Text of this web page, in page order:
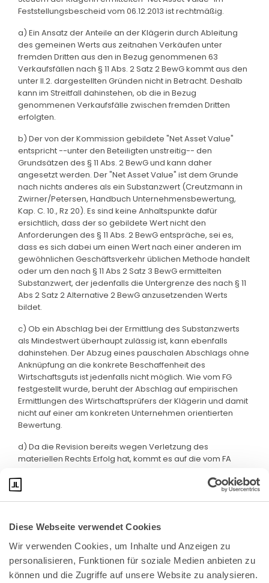
Diese Webseite verwendet Cookies
Wir verwenden Cookies, um Inhalte und Anzeigen zu
personalisieren, Funktionen für soziale Medien anbieten zu
können und die Zugriffe auf unsere Website zu analysieren.
Feststellungsbescheid vom 06.12.2013 ist rechtmäßig.
a) Ein Ansatz der Anteile an der Klägerin durch Ableitung
des gemeinen Werts aus zeitnahen Verkäufen unter
fremden Dritten aus den in Bezug genommenen 63
Verkaufsfällen nach § 11 Abs. 2 Satz 2 BewG kommt aus den
unter II.2. dargestellten Gründen nicht in Betracht. Deshalb
kann im Streitfall dahinstehen, ob die in Bezug
genommenen Verkaufsfälle zwischen fremden Dritten
erfolgten.
b) Der von der Kommission gebildete "Net Asset Value"
entspricht --unter den Beteiligten unstreitig-- den
Grundsätzen des § 11 Abs. 2 BewG und kann daher
angesetzt werden. Der "Net Asset Value" ist dem Grunde
nach nichts anderes als ein Substanzwert (Creutzmann in
Zwirner/Petersen, Handbuch Unternehmensbewertung,
Kap. C. 10., Rz 20). Es sind keine Anhaltspunkte dafür
ersichtlich, dass der so gebildete Wert nicht den
Anforderungen des § 11 Abs. 2 BewG entspräche, sei es,
dass es sich dabei um einen Wert nach einer anderen im
gewöhnlichen Geschäftsverkehr üblichen Methode handelt
oder um den nach § 11 Abs 2 Satz 3 BewG ermittelten
Substanzwert, der jedenfalls die Untergrenze des nach § 11
Abs 2 Satz 2 Alternative 2 BewG anzusetzenden Werts
bildet.
c) Ob ein Abschlag bei der Ermittlung des Substanzwerts
als Mindestwert überhaupt zulässig ist, kann ebenfalls
dahinstehen. Der Abzug eines pauschalen Abschlags ohne
Anknüpfung an die konkrete Beschaffenheit des
Wirtschaftsguts ist jedenfalls nicht möglich. Wie vom FG
festgestellt wurde, beruht der Abschlag auf empirischen
Ermittlungen des Wirtschaftsprüfers der Klägerin und damit
nicht auf einer am konkreten Unternehmen orientierten
Bewertung.
d) Da die Revision bereits wegen Verletzung des
materiellen Rechts Erfolg hat, kommt es auf die vom FA